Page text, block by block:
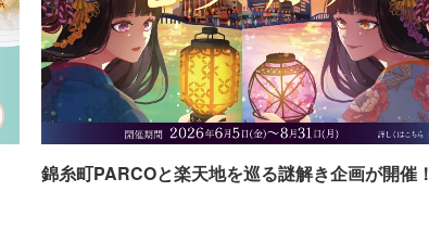
錦糸町PARCOと楽天地を巡る謎解き企画が開催！